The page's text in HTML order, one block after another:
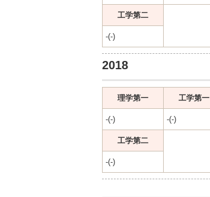
工学第二
-(-)
2018
理学第一 工学第一
-(-)
-(-)
工学第二
-(-)